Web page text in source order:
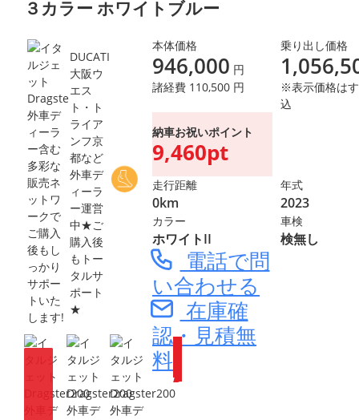
３カラー ホワイトブルー
DUCATI
大阪ウ
エス
ト・ト
ライア
ンフ京
都など
外車デ
ィーラ
ー運営
中★ご
購入後
もトー
タルサ
ポート
★
本体価格
946,000 円
乗り出し価格
諸経費 110,500 円
※表示価格は
込
納車お祝いポイント
9,460pt
走行距離
0km
年式
2023
カラー
ホワイトII
車検
検無し
電話で問
い合わせる
在庫確
認・見積無
料
Webike会員
登録で